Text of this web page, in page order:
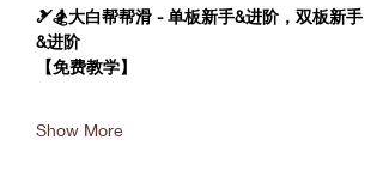
🎿🏂大白帮帮滑 - 单板新手&进阶，双板新手
&进阶
【免费教学】
Show More